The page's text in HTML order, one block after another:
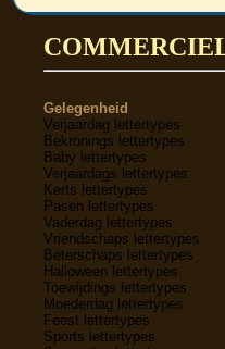
Gelegenheid
Verjaardag lettertypes
Bekronings lettertypes
Baby lettertypes
Verjaardags lettertypes
Kerts lettertypes
Pasen lettertypes
Vaderdag lettertypes
Vriendschaps lettertypes
Beterschaps lettertypes
Halloween lettertypes
Toewijdings lettertypes
Moederdag lettertypes
Feest lettertypes
Sports lettertypes